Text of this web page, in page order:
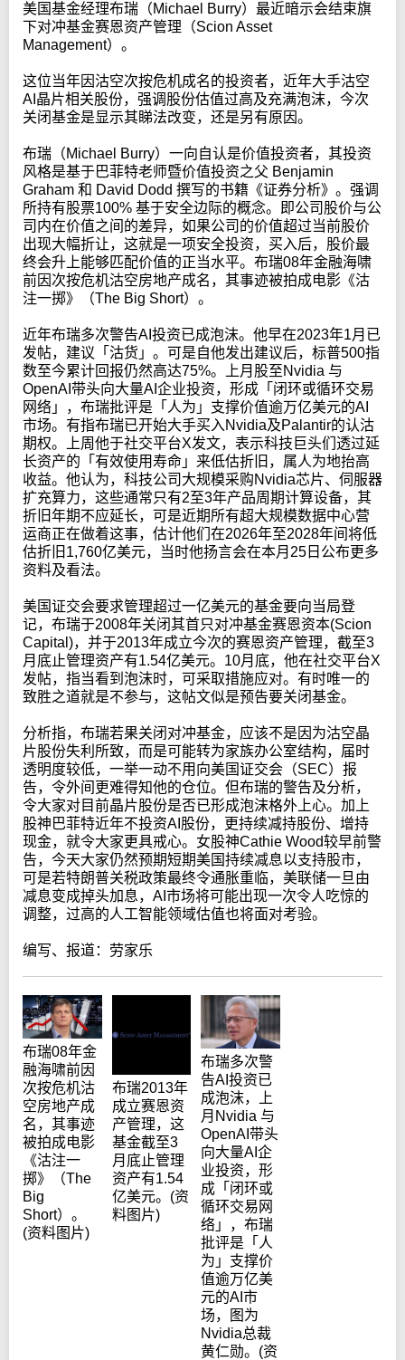
美国基金经理布瑞（Michael Burry）最近暗示会结束旗
下对冲基金赛恩资产管理（Scion Asset
Management）。
这位当年因沽空次按危机成名的投资者，近年大手沽空
AI晶片相关股份，强调股份估值过高及充满泡沫，今次
关闭基金是显示其睇法改变，还是另有原因。
布瑞（Michael Burry）一向自认是价值投资者，其投资
风格是基于巴菲特老师暨价值投资之父 Benjamin
Graham 和 David Dodd 撰写的书籍《证券分析》。强调
所持有股票100% 基于安全边际的概念。即公司股价与公
司内在价值之间的差异，如果公司的价值超过当前股价
出现大幅折让，这就是一项安全投资，买入后，股价最
终会升上能够匹配价值的正当水平。布瑞08年金融海啸
前因次按危机沽空房地产成名，其事迹被拍成电影《沽
注一掷》（The Big Short）。
近年布瑞多次警告AI投资已成泡沫。他早在2023年1月已
发帖，建议「沽货」。可是自他发出建议后，标普500指
数至今累计回报仍然高达75%。上月股至Nvidia 与
OpenAI带头向大量AI企业投资，形成「闭环或循环交易
网络」，布瑞批评是「人为」支撑价值逾万亿美元的AI
市场。有指布瑞已开始大手买入Nvidia及Palantir的认沽
期权。上周他于社交平台X发文，表示科技巨头们透过延
长资产的「有效使用寿命」来低估折旧，属人为地抬高
收益。他认为，科技公司大规模采购Nvidia芯片、伺服器
扩充算力，这些通常只有2至3年产品周期计算设备，其
折旧年期不应延长，可是近期所有超大规模数据中心营
运商正在做着这事，估计他们在2026年至2028年间将低
估折旧1,760亿美元，当时他扬言会在本月25日公布更多
资料及看法。
美国证交会要求管理超过一亿美元的基金要向当局登
记，布瑞于2008年关闭其首只对冲基金赛恩资本(Scion
Capital)，并于2013年成立今次的赛恩资产管理，截至3
月底止管理资产有1.54亿美元。10月底，他在社交平台X
发帖，指当看到泡沫时，可采取措施应对。有时唯一的
致胜之道就是不参与，这帖文似是预告要关闭基金。
分析指，布瑞若果关闭对冲基金，应该不是因为沽空晶
片股份失利所致，而是可能转为家族办公室结构，届时
透明度较低，一举一动不用向美国证交会（SEC）报
告，令外间更难得知他的仓位。但布瑞的警告及分析，
令大家对目前晶片股份是否已形成泡沫格外上心。加上
股神巴菲特近年不投资AI股份，更持续减持股份、增持
现金，就令大家更具戒心。女股神Cathie Wood较早前警
告，今天大家仍然预期短期美国持续减息以支持股市，
可是若特朗普关税政策最终令通胀重临，美联储一旦由
减息变成掉头加息，AI市场将可能出现一次令人吃惊的
调整，过高的人工智能领域估值也将面对考验。
编写、报道：劳家乐
布瑞08年金
融海啸前因
次按危机沽
空房地产成
名，其事迹
被拍成电影
《沽注一
掷》（The
Big
Short）。
(资料图片)
布瑞2013年
成立赛恩资
产管理，这
基金截至3
月底止管理
资产有1.54
亿美元。(资
料图片)
布瑞多次警
告AI投资已
成泡沫，上
月Nvidia 与
OpenAI带头
向大量AI企
业投资，形
成「闭环或
循环交易网
络」，布瑞
批评是「人
为」支撑价
值逾万亿美
元的AI市
场，图为
Nvidia总裁
黄仁勋。(资